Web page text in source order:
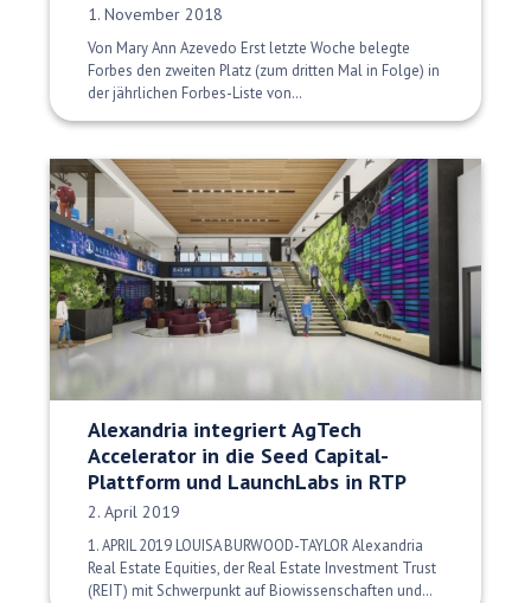
Veröffentlichungsdatum:
1. November 2018
Von Mary Ann Azevedo Erst letzte Woche belegte
Forbes den zweiten Platz (zum dritten Mal in Folge) in
der jährlichen Forbes-Liste von…
Alexandria integriert AgTech
Accelerator in die Seed Capital-
Plattform und LaunchLabs in RTP
Veröffentlichungsdatum:
2. April 2019
1. APRIL 2019 LOUISA BURWOOD-TAYLOR Alexandria
Real Estate Equities, der Real Estate Investment Trust
(REIT) mit Schwerpunkt auf Biowissenschaften und…